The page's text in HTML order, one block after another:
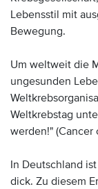
Lebensstil mit
Bewegung.
Um weltweit die
ungesunden
Weltkrebstag
werden!"
In Deutschland
dick. Zu diesem